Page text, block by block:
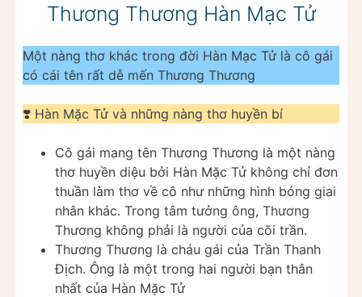
Thương Thương Hàn Mạc Tử
Một nàng thơ khác trong đời Hàn Mạc Tử là cô gái
có cái tên rất dễ mến Thương Thương
❣️ Hàn Mặc Tử và những nàng thơ huyền bí
Cô gái mang tên Thương Thương là một nàng
thơ huyền diệu bởi Hàn Mặc Tử không chỉ đơn
thuần làm thơ về cô như những hình bóng giai
nhân khác. Trong tâm tưởng ông, Thương
Thương không phải là người của cõi trần.
Thương Thương là cháu gái của Trần Thanh
Địch. Ông là một trong hai người bạn thân
nhất của Hàn Mặc Tử